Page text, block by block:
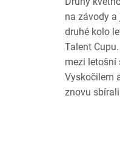
na závody
druhé kolo
Talent
mezi letošní
Vyskočilem
znovu